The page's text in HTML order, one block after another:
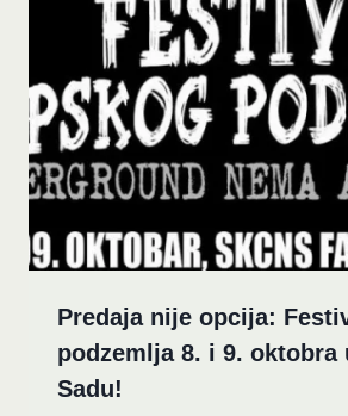
Predaja nije opcija:
podzemlja 8. i 9. oktobra
Sadu!